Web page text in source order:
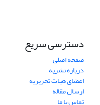
دسترسی سریع
صفحه اصلی
درباره نشریه
اعضای هیات تحریریه
ارسال مقاله
تماس با ما